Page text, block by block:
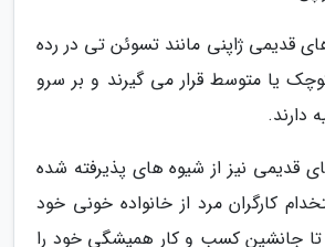
قدیمی ژاپنی مانند تسوئن تی در رده
یا متوسط قرار می گیرند و بر سرو
دارند.
قدیمی نیز از شیوه های پذیرفته شده
کارگران مرد از خانواده خونی خود
تا جانشین کسب و کار همیشگی خود را